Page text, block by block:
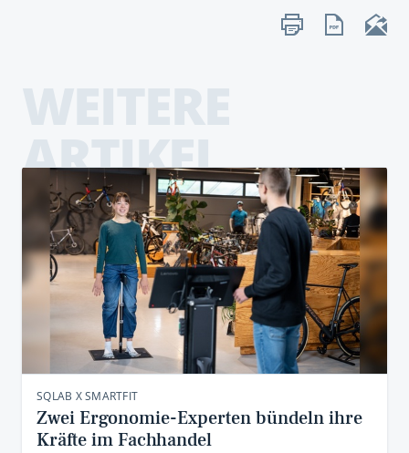
ARTIKEL
SQLAB X SMARTFIT
Zwei Ergonomie-Experten bündeln ihre
Kräfte im Fachhandel